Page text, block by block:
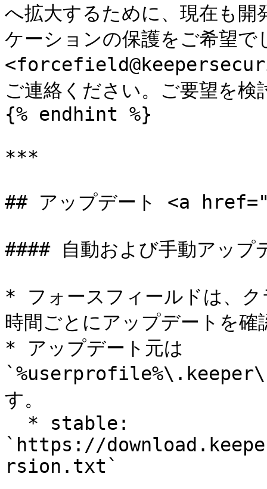
へ拡大するために、現在も
ケーションの保護をご希望
ご連絡ください。ご要望を
{% endhint %}
***
## アップデート <a
#### 自動および手動アップ
* フォースフィールドは、
時間ごとにアップデートを確
* アップデート元は
す。
`https://
rsion.txt`